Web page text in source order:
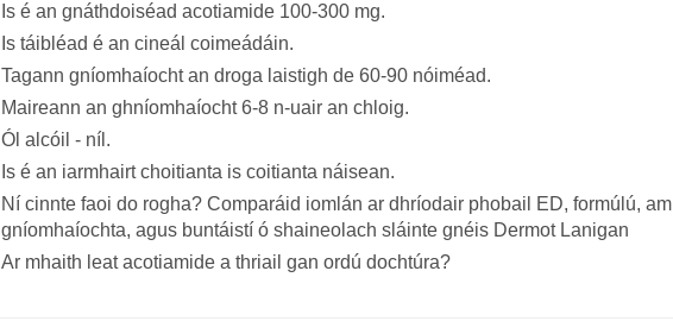
Is é an gnáthdoiséad acotiamide 100-300 mg.
Is táibléad é an cineál coimeádáin.
Tagann gníomhaíocht an droga laistigh de 60-90 nóiméad.
Maireann an ghníomhaíocht 6-8 n-uair an chloig.
Ól alcóil - níl.
Is é an iarmhairt choitianta is coitianta náisean.
Ní cinnte faoi do rogha? Comparáid iomlán ar dhríodair phobail ED, formúlú, am
gníomhaíochta, agus buntáistí ó shaineolach sláinte gnéis Dermot Lanigan
Ar mhaith leat acotiamide a thriail gan ordú dochtúra?